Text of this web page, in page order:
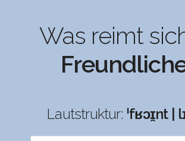
Was reimt
Lautstruktur: ˈfʁɔɪ̯nt |